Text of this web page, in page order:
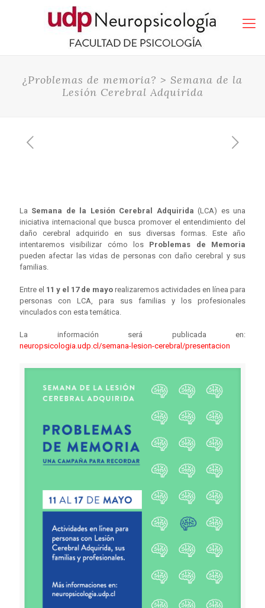
¿Problemas de memoria? > Semana de la
Lesión Cerebral Adquirida
La Semana de la Lesión Cerebral Adquirida (LCA) es una
iniciativa internacional que busca promover el entendimiento del
daño cerebral adquirido en sus diversas formas. Este año
intentaremos visibilizar cómo los Problemas de Memoria
pueden afectar las vidas de personas con daño cerebral y sus
familias.
Entre el 11 y el 17 de mayo realizaremos actividades en línea para
personas con LCA, para sus familias y los profesionales
vinculados con esta temática.
La información será publicada en:
neuropsicologia.udp.cl/semana-lesion-cerebral/presentacion